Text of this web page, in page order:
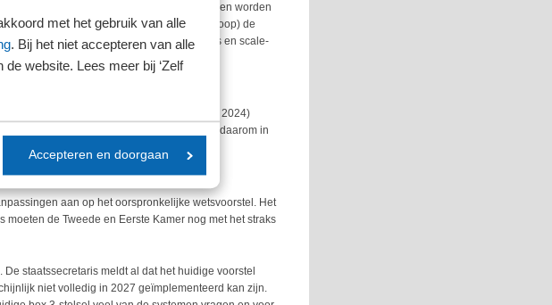
met het gebruik van alle
. Bij het niet accepteren van alle
website. Lees meer bij ‘Zelf
Accepteren en doorgaan
opgenomen. Deze vermogensbestanddelen worden
alleen bij realisatie (bijvoorbeeld bij verkoop) de
zaken en aandelen in innovatieve startups en scale-
Echter in een Kamerbrief (d.d. 15 april 2024)
De aandelen in familiebedrijven vallen daarom in
aan op het oorspronkelijke wetsvoorstel. Het
de Tweede en Eerste Kamer nog met het straks
staatssecretaris meldt al dat het huidige voorstel
niet volledig in 2027 geïmplementeerd kan zijn.